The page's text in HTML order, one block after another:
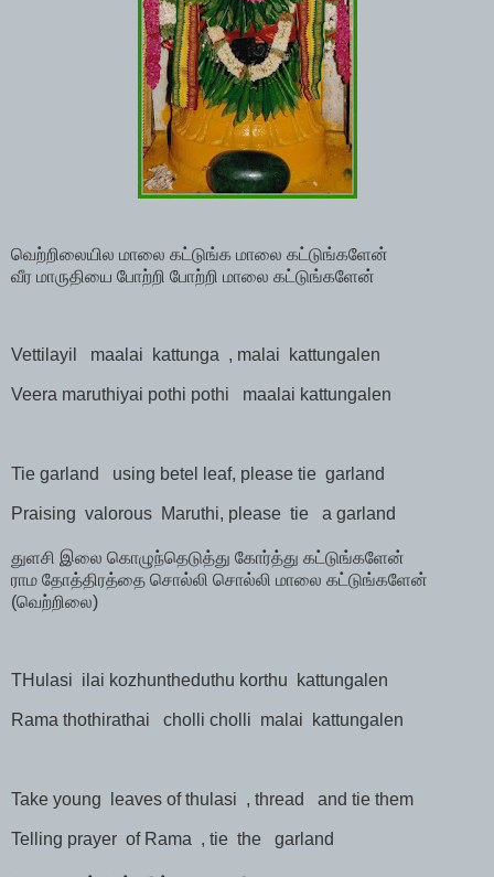
வெற்றிலையில மாலை கட்டுங்க மாலை கட்டுங்களேன்
வீர மாருதியை போற்றி போற்றி மாலை கட்டுங்களேன்
Vettilayil maalai kattunga , malai kattungalen
Veera maruthiyai pothi pothi maalai kattungalen
Tie garland using betel leaf, please tie garland
Praising valorous Maruthi, please tie a garland
துளசி இலை கொழுந்தெடுத்து கோர்த்து கட்டுங்களேன்
ராம தோத்திரத்தை சொல்லி சொல்லி மாலை கட்டுங்களேன்
(வெற்றிலை)
THulasi ilai kozhuntheduthu korthu kattungalen
Rama thothirathai cholli cholli malai kattungalen
Take young leaves of thulasi , thread and tie them
Telling prayer of Rama , tie the garland